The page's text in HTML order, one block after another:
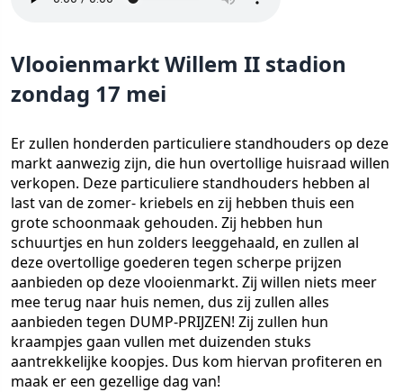
Vlooienmarkt Willem II stadion
zondag 17 mei
Er zullen honderden particuliere standhouders op deze
markt aanwezig zijn, die hun overtollige huisraad willen
verkopen. Deze particuliere standhouders hebben al
last van de zomer- kriebels en zij hebben thuis een
grote schoonmaak gehouden. Zij hebben hun
schuurtjes en hun zolders leeggehaald, en zullen al
deze overtollige goederen tegen scherpe prijzen
aanbieden op deze vlooienmarkt. Zij willen niets meer
mee terug naar huis nemen, dus zij zullen alles
aanbieden tegen DUMP-PRIJZEN! Zij zullen hun
kraampjes gaan vullen met duizenden stuks
aantrekkelijke koopjes. Dus kom hiervan profiteren en
maak er een gezellige dag van!